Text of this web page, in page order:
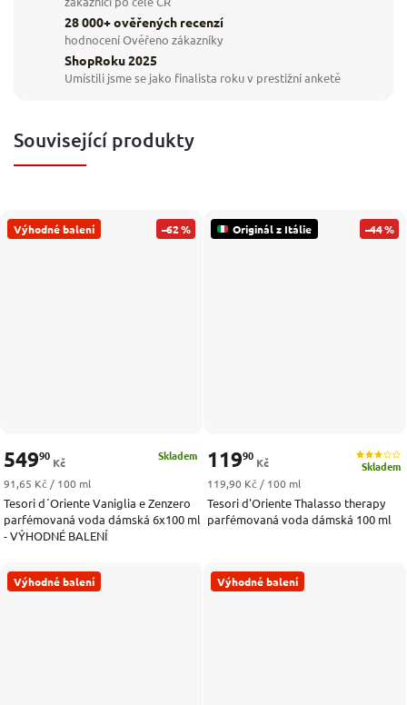
28 000+ ověřených recenzí
hodnocení Ověřeno zákazníky
ShopRoku 2025
Umístili jsme se jako finalista roku v prestižní anketě
Související produkty
Výhodné balení –62 %
Tesori d´Oriente Vaniglia e Zenzero
parfémovaná voda dámská 6x100 ml
- VÝHODNÉ BALENÍ
Skladem
54990
Kč
Měrná cena:
91,65 Kč / 100 ml
Originál z Itálie –44 %
Tesori d'Oriente Thalasso therapy
parfémovaná voda dámská 100 ml
Skladem
11990
Kč
Měrná cena:
119,90 Kč / 100 ml
Výhodné balení Výhodné balení